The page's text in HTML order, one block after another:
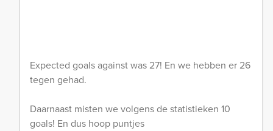
Expected goals against was 27! En we hebben er 26
tegen gehad.
Daarnaast misten we volgens de statistieken 10
goals! En dus hoop puntjes